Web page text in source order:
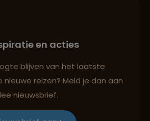
deskundig reisadvies
oog voor mens, cultuur en milieu
en acties
blijven van het laatste
nieuwe reizen? Meld je dan aan
nieuwsbrief.